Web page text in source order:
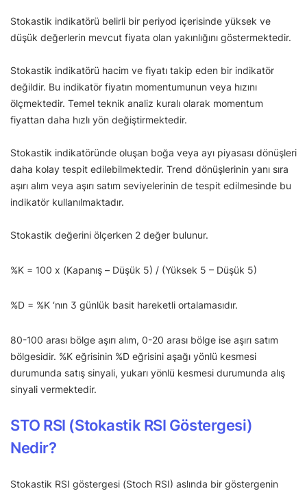
Stokastik indikatörü belirli bir periyod içerisinde yüksek ve
düşük değerlerin mevcut fiyata olan yakınlığını göstermektedir.
Stokastik indikatörü hacim ve fiyatı takip eden bir indikatör
değildir. Bu indikatör fiyatın momentumunun veya hızını
ölçmektedir. Temel teknik analiz kuralı olarak momentum
fiyattan daha hızlı yön değiştirmektedir.
Stokastik indikatöründe oluşan boğa veya ayı piyasası dönüşleri
daha kolay tespit edilebilmektedir. Trend dönüşlerinin yanı sıra
aşırı alım veya aşırı satım seviyelerinin de tespit edilmesinde bu
indikatör kullanılmaktadır.
Stokastik değerini ölçerken 2 değer bulunur.
%K = 100 x (Kapanış – Düşük 5) / (Yüksek 5 – Düşük 5)
%D = %K ‘nın 3 günlük basit hareketli ortalamasıdır.
80-100 arası bölge aşırı alım, 0-20 arası bölge ise aşırı satım
bölgesidir. %K eğrisinin %D eğrisini aşağı yönlü kesmesi
durumunda satış sinyali, yukarı yönlü kesmesi durumunda alış
sinyali vermektedir.
STO RSI (Stokastik RSI Göstergesi)
Nedir?
Stokastik RSI göstergesi (Stoch RSI) aslında bir göstergenin